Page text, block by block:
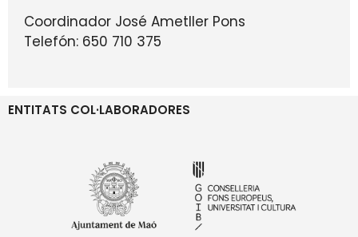
Coordinador José Ametller Pons
Telefón: 650 710 375
ENTITATS COL·LABORADORES